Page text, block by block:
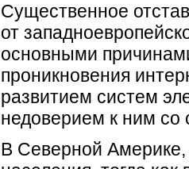
Существенное
от
основными
проникновения
развитием систем
недоверием к ним со
В Северной Америке,